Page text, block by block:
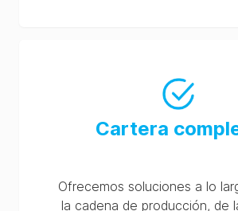
Cartera
Ofrecemos soluciones a lo
la cadena de producción, de